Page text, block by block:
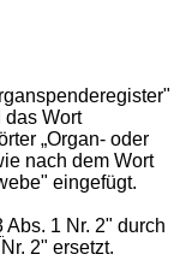
das Wort
„Organ- oder
nach dem Wort
eingefügt.
Abs. 1 Nr. 2" durch
2" ersetzt.